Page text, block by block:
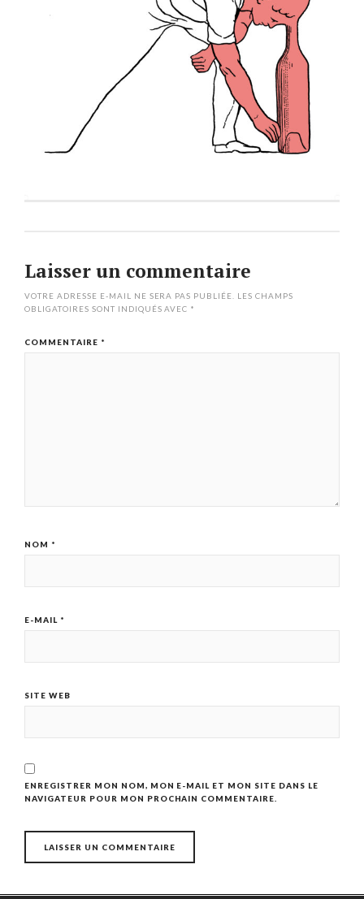
Laisser un commentaire
VOTRE ADRESSE E-MAIL NE SERA PAS PUBLIÉE.
LES CHAMPS
OBLIGATOIRES SONT INDIQUÉS AVEC *
COMMENTAIRE *
NOM *
E-MAIL *
SITE WEB
ENREGISTRER MON NOM, MON E-MAIL ET MON SITE DANS LE
NAVIGATEUR POUR MON PROCHAIN COMMENTAIRE.